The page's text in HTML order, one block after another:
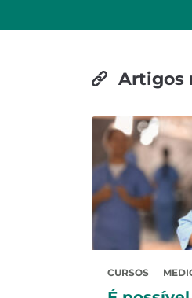
Artigos
CURSOS